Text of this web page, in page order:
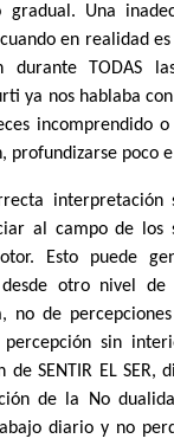
gradual. Una
en realidad
durante TODAS
ya nos hablaba
incomprendido
profundizarse poco
interpretación
al campo de
Esto puede
desde otro nivel de
no de
sin
de SENTIR EL
de la No
diario y no